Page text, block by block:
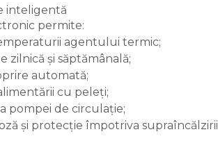
fonta
pentru
pentru apa
gaz
inteligentă
permite:
agentului termic;
zilnică și săptămânală;
automată;
cu peleți;
pompei de circulație;
și protecție împotriva